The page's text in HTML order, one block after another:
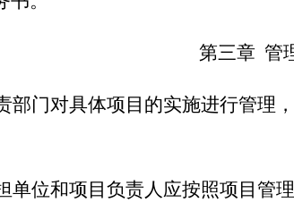
第三章 管
部门对具体项目的实施进行管理
单位和项目负责人应按照项目管